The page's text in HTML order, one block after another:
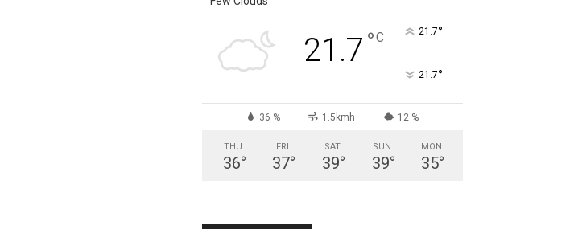
21.7 °C 21.7°
21.7°
36 % 1.5kmh 12 %
THU
36°
FRI
37°
SAT
39°
SUN
39°
MON
35°